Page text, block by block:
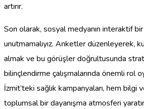
artırır.
Son olarak, sosyal medyanın interaktif
unutmamalıyız. Anketler düzenleyerek,
almak ve bu görüşler doğrultusunda
bilinçlendirme çalışmalarında önemli rol
İzmit’teki sağlık kampanyaları, hem bilgi
toplumsal bir dayanışma atmosferi